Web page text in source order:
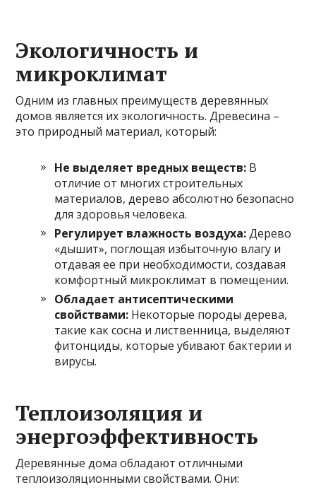
Экологичность и
микроклимат
Одним из главных преимуществ деревянных
домов является их экологичность. Древесина –
это природный материал, который:
Не выделяет вредных веществ: В
отличие от многих строительных
материалов, дерево абсолютно безопасно
для здоровья человека.
Регулирует влажность воздуха:Дерево
«дышит», поглощая избыточную влагу и
отдавая ее при необходимости, создавая
комфортный микроклимат в помещении.
Обладает антисептическими
свойствами: Некоторые породы дерева,
такие как сосна и лиственница, выделяют
фитонциды, которые убивают бактерии и
вирусы.
Теплоизоляция и
энергоэффективность
Деревянные дома обладают отличными
теплоизоляционными свойствами. Они: